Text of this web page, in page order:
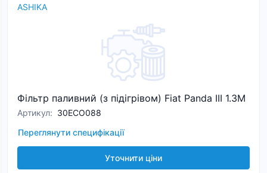
ASHIKA
Фільтр паливний (з підігрівом) Fiat Panda III 1.3M
Артикул: 30ECO088
Переглянути специфікації
Уточнити ціни